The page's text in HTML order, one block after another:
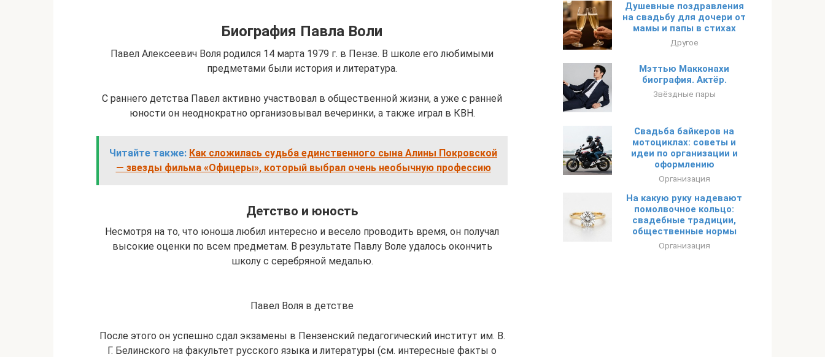
Биография Павла Воли
Павел Алексеевич Воля родился 14 марта 1979 г. в Пензе. В школе его любимыми
предметами были история и литература.
С раннего детства Павел активно участвовал в общественной жизни, а уже с ранней
юности он неоднократно организовывал вечеринки, а также играл в КВН.
Читайте также: Как сложилась судьба единственного сына Алины Покровской
— звезды фильма «Офицеры», который выбрал очень необычную профессию
Детство и юность
Несмотря на то, что юноша любил интересно и весело проводить время, он получал
высокие оценки по всем предметам. В результате Павлу Воле удалось окончить
школу с серебряной медалью.
Павел Воля в детстве
После этого он успешно сдал экзамены в Пензенский педагогический институт им. В.
Г. Белинского на факультет русского языка и литературы (см. интересные факты о
Душевные поздравления
на свадьбу для дочери от
мамы и папы в стихах
Другое
Мэттью Макконахи
биография. Актёр.
Звёздные пары
Свадьба байкеров на
мотоциклах: советы и
идеи по организации и
оформлению
Организация
На какую руку надевают
помолвочное кольцо:
свадебные традиции,
общественные нормы
Организация